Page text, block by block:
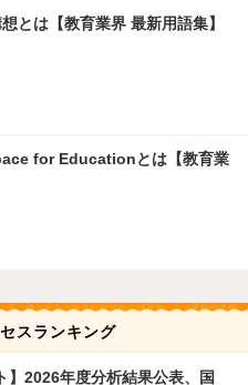
とは【教育業界 最新用語集】
for Educationとは【教育業
スランキング
】2026年度分析結果公表、国